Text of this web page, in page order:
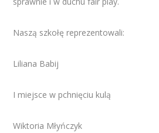
Naszą szkołę reprezentowali:
Liliana Babij
I miejsce w pchnięciu kulą
Wiktoria Młyńczyk